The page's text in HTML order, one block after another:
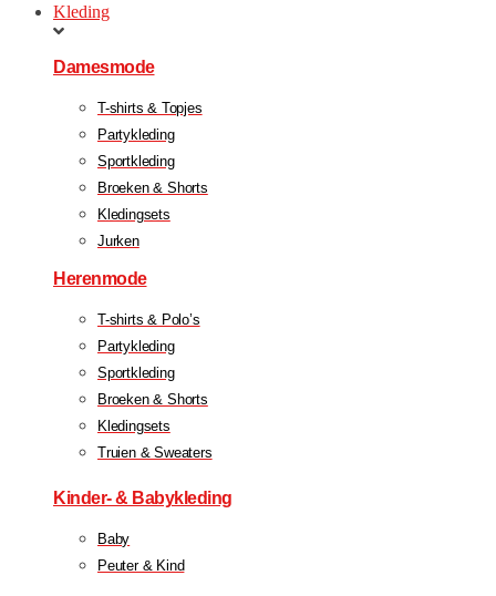
Kleding
Damesmode
T-shirts & Topjes
Partykleding
Sportkleding
Broeken & Shorts
Kledingsets
Jurken
Herenmode
T-shirts & Polo’s
Partykleding
Sportkleding
Broeken & Shorts
Kledingsets
Truien & Sweaters
Kinder- & Babykleding
Baby
Peuter & Kind